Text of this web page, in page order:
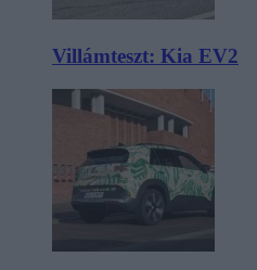
Villámteszt: Kia EV2